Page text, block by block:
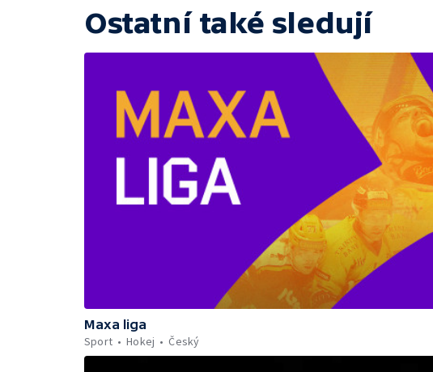
Ostatní také sledují
Maxa liga
Sport
Hokej Český